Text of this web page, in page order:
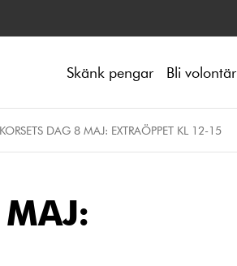
Skänk pengar Bli volontär
DAG 8 MAJ: EXTRAÖPPET KL 12-15